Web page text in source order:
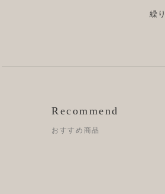
繰
Recommend
おすすめ商品